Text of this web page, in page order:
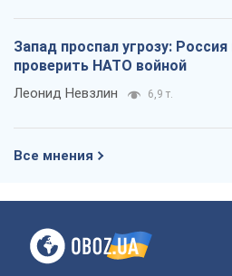
Запад проспал угрозу:
проверить НАТО войной
Леонид Невзлин 6,9 т.
Все мнения